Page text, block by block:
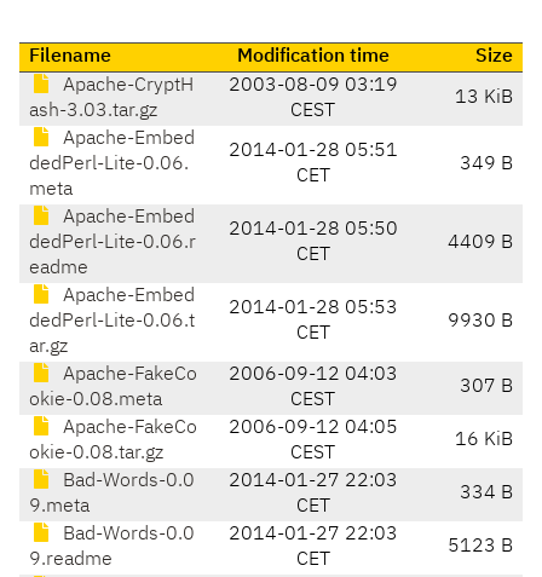
Filename Modification time
Size
Apache-CryptH
ash-3.03.tar.gz
2003-08-09 03:19
CEST
13 KiB
Apache-Embed
dedPerl-Lite-0.06.
meta
2014-01-28 05:51
CET
349 B
Apache-Embed
dedPerl-Lite-0.06.r
eadme
2014-01-28 05:50
CET
4409 B
Apache-Embed
dedPerl-Lite-0.06.t
ar.gz
2014-01-28 05:53
CET
9930 B
Apache-FakeCo
okie-0.08.meta
2006-09-12 04:03
CEST
307 B
Apache-FakeCo
okie-0.08.tar.gz
2006-09-12 04:05
CEST
16 KiB
Bad-Words-0.0
9.meta
2014-01-27 22:03
CET
334 B
Bad-Words-0.0
9.readme
2014-01-27 22:03
CET
5123 B